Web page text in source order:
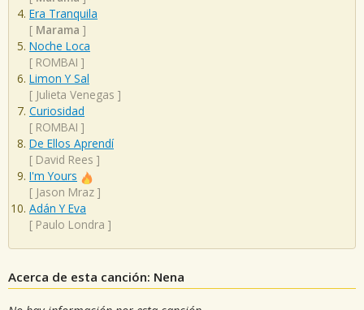
Era Tranquila
[ Marama ]
Noche Loca
[ ROMBAI ]
Limon Y Sal
[ Julieta Venegas ]
Curiosidad
[ ROMBAI ]
De Ellos Aprendí
[ David Rees ]
I'm Yours
[ Jason Mraz ]
Adán Y Eva
[ Paulo Londra ]
Acerca de esta canción: Nena